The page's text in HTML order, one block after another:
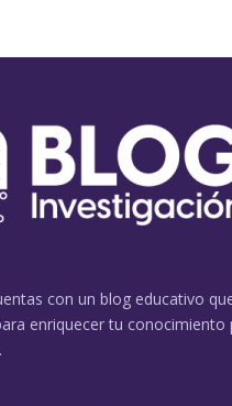
con un blog educativo
enriquecer tu conocimiento